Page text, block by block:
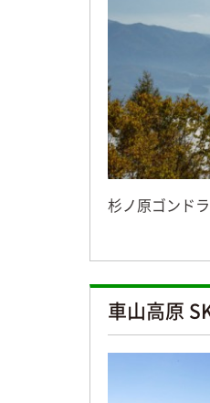
杉ノ原ゴンド
車山高原